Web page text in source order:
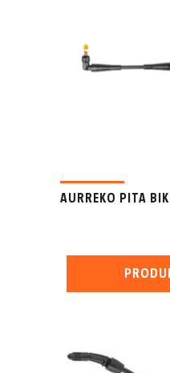
AURREKO PITA